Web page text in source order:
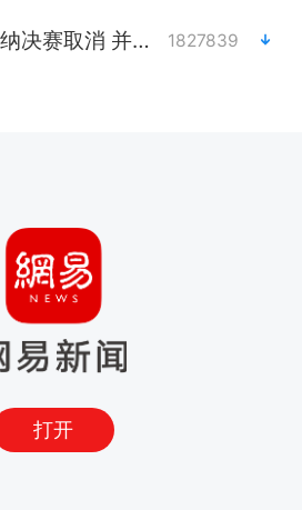
国足U17与阿森纳决赛取消 并列冠军 1827839
打开